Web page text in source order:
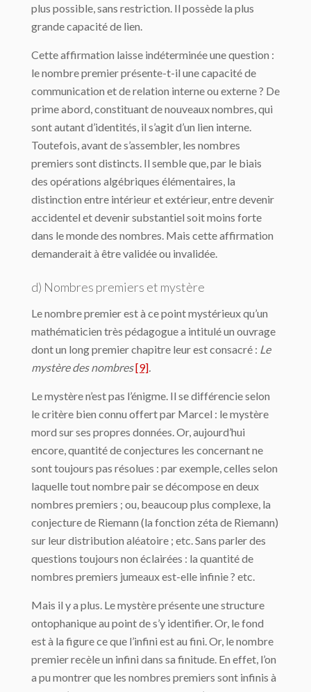
plus possible, sans restriction. Il possède la plus
grande capacité de lien.
Cette affirmation laisse indéterminée une question :
le nombre premier présente-t-il une capacité de
communication et de relation interne ou externe ? De
prime abord, constituant de nouveaux nombres, qui
sont autant d’identités, il s’agit d’un lien interne.
Toutefois, avant de s’assembler, les nombres
premiers sont distincts. Il semble que, par le biais
des opérations algébriques élémentaires, la
distinction entre intérieur et extérieur, entre devenir
accidentel et devenir substantiel soit moins forte
dans le monde des nombres. Mais cette affirmation
demanderait à être validée ou invalidée.
d) Nombres premiers et mystère
Le nombre premier est à ce point mystérieux qu’un
mathématicien très pédagogue a intitulé un ouvrage
dont un long premier chapitre leur est consacré : Le
mystère des nombres[9].
Le mystère n’est pas l’énigme. Il se différencie selon
le critère bien connu offert par Marcel : le mystère
mord sur ses propres données. Or, aujourd’hui
encore, quantité de conjectures les concernant ne
sont toujours pas résolues : par exemple, celles selon
laquelle tout nombre pair se décompose en deux
nombres premiers ; ou, beaucoup plus complexe, la
conjecture de Riemann (la fonction zéta de Riemann)
sur leur distribution aléatoire ; etc. Sans parler des
questions toujours non éclairées : la quantité de
nombres premiers jumeaux est-elle infinie ? etc.
Mais il y a plus. Le mystère présente une structure
ontophanique au point de s’y identifier. Or, le fond
est à la figure ce que l’infini est au fini. Or, le nombre
premier recèle un infini dans sa finitude. En effet, l’on
a pu montrer que les nombres premiers sont infinis à